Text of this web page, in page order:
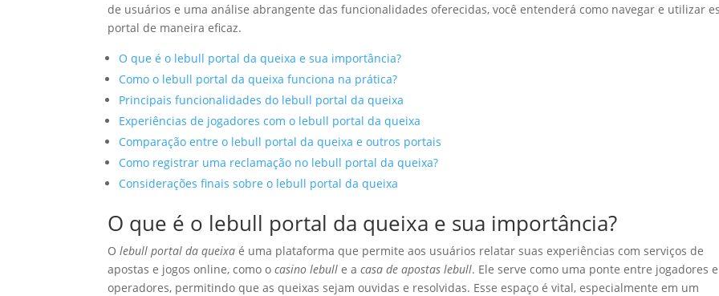
de usuários e uma análise abrangente das funcionalidades oferecidas, você entenderá como navegar e utilizar
portal de maneira eficaz.
O que é o lebull portal da queixa e sua importância?
Como o lebull portal da queixa funciona na prática?
Principais funcionalidades do lebull portal da queixa
Experiências de jogadores com o lebull portal da queixa
Comparação entre o lebull portal da queixa e outros portais
Como registrar uma reclamação no lebull portal da queixa?
Considerações finais sobre o lebull portal da queixa
O que é o lebull portal da queixa e sua importância?
Olebull portal da queixa é uma plataforma que permite aos usuários relatar suas experiências com serviços de
apostas e jogos online, como ocasino lebull e acasa de apostas lebull. Ele serve como uma ponte entre jogadores e
operadores, permitindo que as queixas sejam ouvidas e resolvidas. Esse espaço é vital, especialmente em um